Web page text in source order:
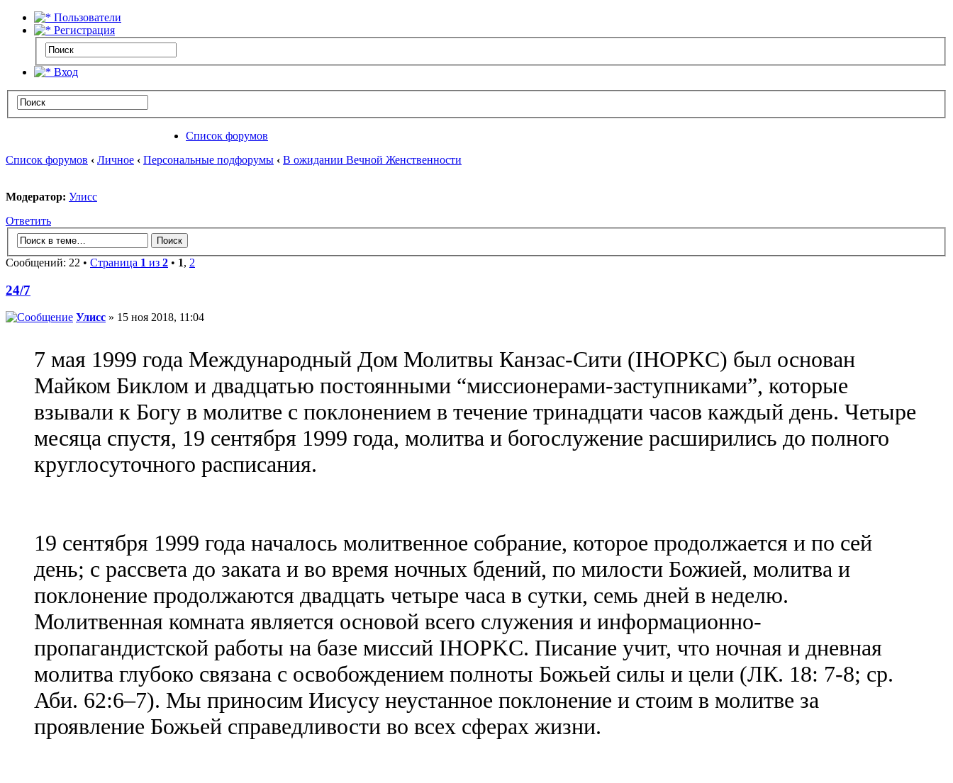
Пользователи
Регистрация
Вход
Список форумов
Список форумов ‹ Личное ‹ Персональные подфорумы ‹ В ожидании Вечной Женственности
Модератор: Улисс
Ответить
Сообщений: 22 • Страница 1 из 2 • 1, 2
24/7
Улисс » 15 ноя 2018, 11:04
7 мая 1999 года Международный Дом Молитвы Канзас-Сити (IHOPKC) был основан
Майком Биклом и двадцатью постоянными “миссионерами-заступниками”, которые
взывали к Богу в молитве с поклонением в течение тринадцати часов каждый день. Четыре
месяца спустя, 19 сентября 1999 года, молитва и богослужение расширились до полного
круглосуточного расписания.
19 сентября 1999 года началось молитвенное собрание, которое продолжается и по сей
день; с рассвета до заката и во время ночных бдений, по милости Божией, молитва и
поклонение продолжаются двадцать четыре часа в сутки, семь дней в неделю.
Молитвенная комната является основой всего служения и информационно-
пропагандистской работы на базе миссий IHOPKC. Писание учит, что ночная и дневная
молитва глубоко связана с освобождением полноты Божьей силы и цели (ЛК. 18: 7-8; ср.
Аби. 62:6–7). Мы приносим Иисусу неустанное поклонение и стоим в молитве за
проявление Божьей справедливости во всех сферах жизни.